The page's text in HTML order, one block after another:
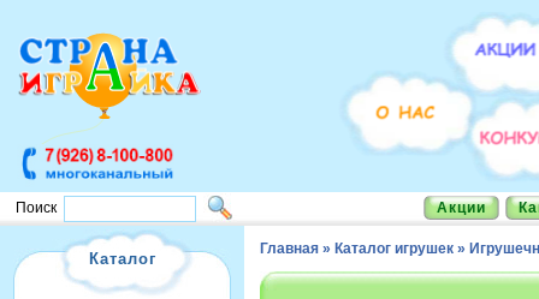
Поиск Акции
Каталог
Главная » Каталог игрушек »